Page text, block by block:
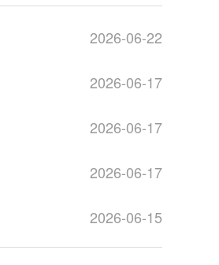
2026-06-22
2026-06-17
2026-06-17
2026-06-17
2026-06-15